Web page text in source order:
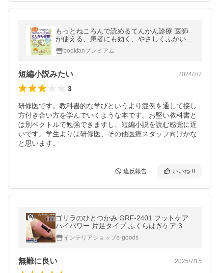
もっとねころんで読めるてんかん診療 医師
が使える、患者にも効く、やさしくふかい処
方箋 患者にはぜったい先に読まれたくない/
中里信和
bookfanプレミアム
短編小説みたい 2024/7/7
3
研修医です。教科書的な学びというより症例を通して接し
方付き合い方を学んでいくような本です。お堅い教科書と
は別ベクトルで勉強できますし、短編小説を読む感覚に近
いです。学生よりは研修医、その他医療スタッフ向けかな
と思います。
違反報告 いいね 0
ゴリラのひとつかみ GRF-2401 フットケア
ハイパワー 片足タイプ ふくらはぎケア 3段
階調節 リラックス レッグケア 【 爆買 】
インテリアショップe-goods
無難に良い 2025/7/15